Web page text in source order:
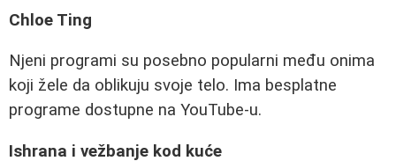
Chloe Ting
Njeni programi su posebno popularni među onima
koji žele da oblikuju svoje telo. Ima besplatne
programe dostupne na YouTube-u.
Ishrana i vežbanje kod kuće